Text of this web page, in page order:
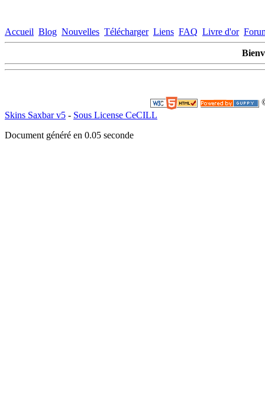
Accueil Blog Nouvelles Télécharger Liens FAQ Livre d'or
Skins Saxbar v5 - Sous License CeCILL
Document généré en 0.05 seconde